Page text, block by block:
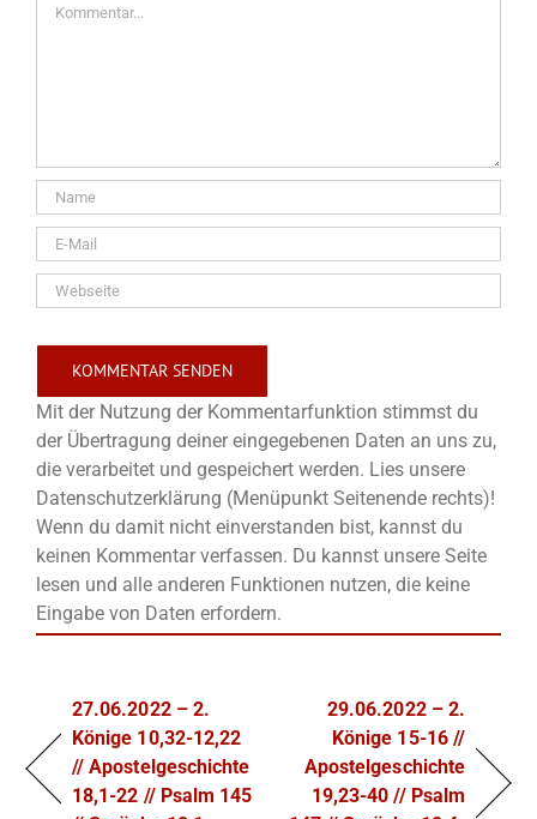
Mit der Nutzung der Kommentarfunktion stimmst du
der Übertragung deiner eingegebenen Daten an uns zu,
die verarbeitet und gespeichert werden. Lies unsere
Datenschutzerklärung (Menüpunkt Seitenende rechts)!
Wenn du damit nicht einverstanden bist, kannst du
keinen Kommentar verfassen. Du kannst unsere Seite
lesen und alle anderen Funktionen nutzen, die keine
Eingabe von Daten erfordern.
27.06.2022 – 2.
Könige 10,32-12,22
// Apostelgeschichte
18,1-22 // Psalm 145
29.06.2022 – 2.
Könige 15-16 //
Apostelgeschichte
19,23-40 // Psalm